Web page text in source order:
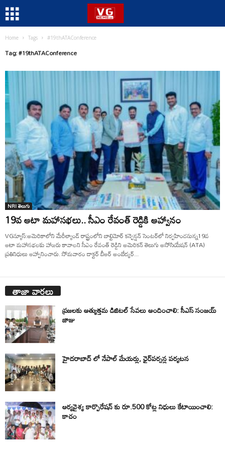
Home Tags #19thATAConference
Tag: #19thATAConference
NRI తెలుగు
19వ ఆటా మహాసభలు.. సీఎం రేవంత్ రెడ్డికి ఆహ్వానం
VGన్యూస్:అమెరికాలోని మేరీల్యాండ్ రాష్ట్రంలోని బాల్టిమోర్ కన్వెన్షన్ సెంటర్‌లో నిర్వహించనున్న19వ
ఆటా మహాసభలకు హాజరు కావాలని సీఎం రేవంత్ రెడ్డిని అమెరికన్ తెలుగు అసోసియేషన్ (ATA)
ప్రతినిధులు ఆహ్వానించారు. సోమవారం డాక్టర్ బీఆర్ అంబేద్కర్...
తాజా వార్తలు
ప్రజలకు అత్యుత్తమ డిజిటల్ సేవలు అందించాలి: సీఎస్ సంజయ్
జాజు
హైదరాబాద్ లో నేపాల్ మేయర్లు, ఛైర్‌పర్సన్ల పర్యటన
ఆర్యవైశ్య కార్పొరేషన్ కు రూ.500 కోట్ల నిధులు కేటాయించాలి:
కాచం